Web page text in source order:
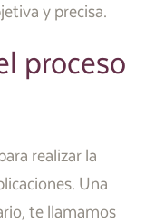
y precisa.
proceso
realizar la
Una
te llamamos